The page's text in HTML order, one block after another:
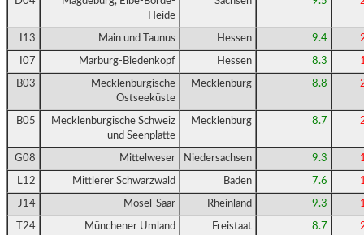
Heide
I13 Main und Taunus Hessen 9.4
I07 Marburg-Biedenkopf Hessen 8.3
B03
Mecklenburgische
Ostseeküste
Mecklenburg 8.8
B05
Mecklenburgische Schweiz
und Seenplatte
Mecklenburg 8.7
G08 Mittelweser Niedersachsen 9.3
L12 Mittlerer Schwarzwald Baden 7.6
J14 Mosel-Saar Rheinland 9.3
T24 Münchener Umland
Freistaat
8.7